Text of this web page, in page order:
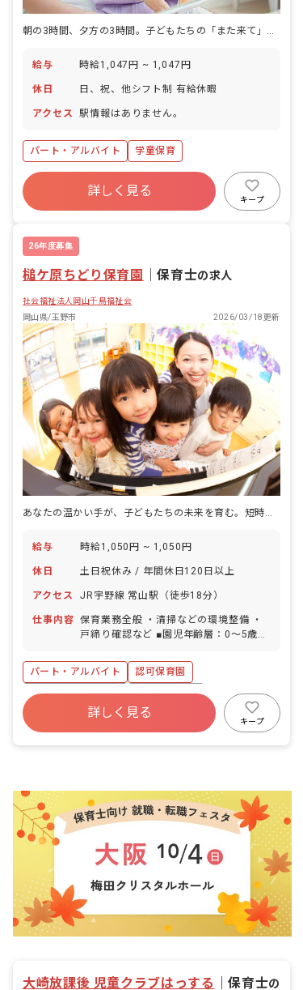
給与 時給1,047円 ~ 1,047円
休日 日、祝、他シフト制 有給休暇
アクセス 駅情報はありません。
パート・アルバイト 学童保育
詳しく見る
キープ
26年度募集
槌ケ原ちどり保育園 ｜保育士の求人
社会福祉法人岡山千鳥福祉会
岡山県/玉野市
2026/03/18更新
給与 時給1,050円 ~ 1,050円
休日 土日祝休み / 年間休日120日以上
アクセス JR宇野線 常山駅（徒歩18分）
仕事内容 保育業務全般 ・清掃などの環境整備 ・
戸締り確認など ■園児年齢層：0～5歳児
パート・アルバイト
認可保育園
年間休日120日以上
社会保険完備
退職金制度
詳しく見る
キープ
大崎放課後 児童クラブはっする ｜保育士の